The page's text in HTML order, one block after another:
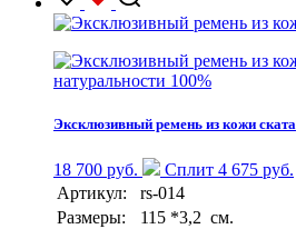
натуральности 100%
Эксклюзивный ремень из кожи ската
18 700 руб.
Сплит 4 675 руб.
Артикул:
rs-014
Размеры:
115 *3,2 см.